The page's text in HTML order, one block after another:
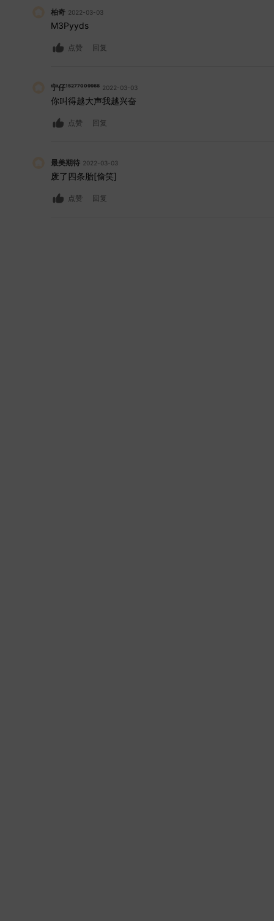
柏奇 2022-03-03
M3Pyyds
点赞 回复
宁仔¹⁵²⁷⁷⁰⁰⁹⁹⁸⁸ 2022-03-03
你叫得越大声我越兴奋
点赞 回复
最美期待 2022-03-03
废了四条胎[偷笑]
点赞 回复